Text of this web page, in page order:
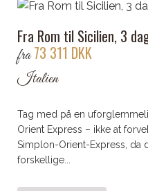
Fra Rom til Sicilien, 3
fra73 311 DKK
Italien
Tag med på en
Orient Express – ikke at
Simplon-Orient-Express, da
forskellige...